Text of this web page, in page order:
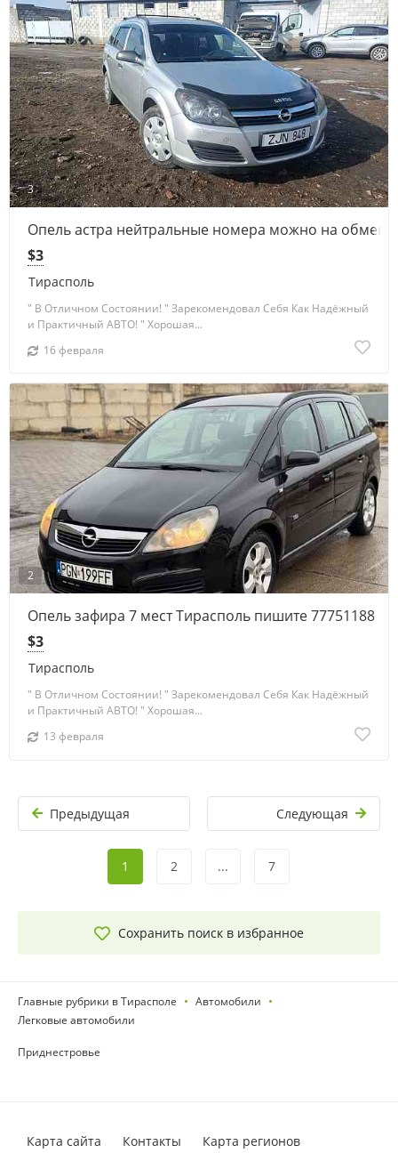
3
Опель астра нейтральные номера можно на обмен
Тирасполь
$3
" В Отличном Состоянии! " Зарекомендовал Себя Как Надёжный
и Практичный АВТО! " Хорошая...
16 февраля
2
Опель зафира 7 мест Тирасполь пишите 77751188
Тирасполь
$3
" В Отличном Состоянии! " Зарекомендовал Себя Как Надёжный
и Практичный АВТО! " Хорошая...
13 февраля
Предыдущая Следующая
1 2 ... 7
Сохранить поиск в избранное
Главные рубрики в Тирасполе
Автомобили
Легковые автомобили
Приднестровье
Карта сайта Контакты Карта регионов